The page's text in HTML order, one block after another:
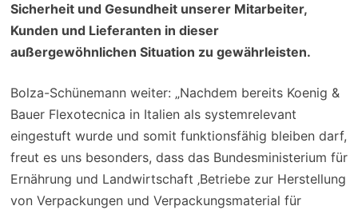
Sicherheit und Gesundheit unserer Mitarbeiter,
Kunden und Lieferanten in dieser
außergewöhnlichen Situation zu gewährleisten.
Bolza-Schünemann weiter: „Nachdem bereits Koenig &
Bauer Flexotecnica in Italien als systemrelevant
eingestuft wurde und somit funktionsfähig bleiben darf,
freut es uns besonders, dass das Bundesministerium für
Ernährung und Landwirtschaft ‚Betriebe zur Herstellung
von Verpackungen und Verpackungsmaterial für